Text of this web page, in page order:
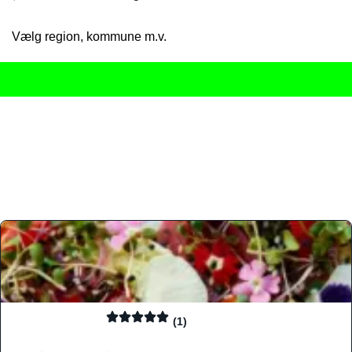
Vælg region, kommune m.v.
(1)